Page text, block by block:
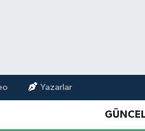
Yazarlar
GÜNCEL